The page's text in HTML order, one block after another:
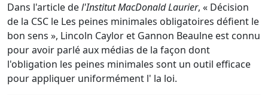
Dans l'article del'Institut MacDonald Laurier, « Décision
de la CSC le Les peines minimales obligatoires défient le
bon sens », Lincoln Caylor et Gannon Beaulne est connu
pour avoir parlé aux médias de la façon dont
l'obligation les peines minimales sont un outil efficace
pour appliquer uniformément l' la loi.